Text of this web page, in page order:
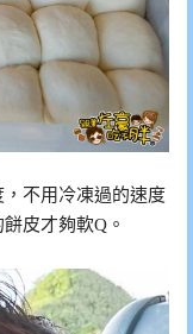
不用冷凍過的速度
皮才夠軟Q。